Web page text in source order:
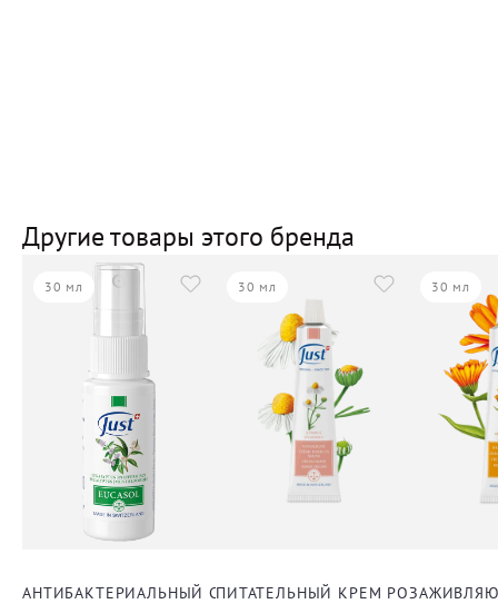
Другие товары этого бренда
30 мл
АНТИБАКТЕРИАЛЬНЫЙ СПРЕЙ ЭУКАСОЛ
30 мл
ПИТАТЕЛЬНЫЙ КРЕМ РОМАШКА
30 мл